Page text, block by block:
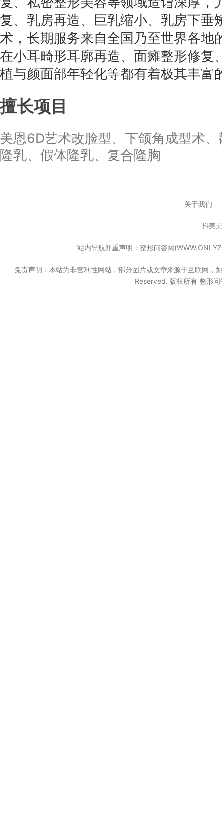
复、乳房再造、巨乳缩小、乳房下垂
术，长期服务来自全国乃至世界各地
在小耳畸形耳廓再造、面瘫整形修复
植与颜面部年轻化等都有着极其丰富
擅长项目
美恩6D艺术改脸型、下颌角成型术
隆乳、假体隆乳、复合隆胸
关于我们
抖美
站内导航郑重声明：整形问答网
免责声明：本站为非营利性网站，部分图片或文章来源于互联网，
Reserved. 版权所有 整形问